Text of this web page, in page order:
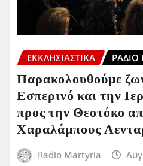
ΕΚΚΛΗΣΙΑΣΤΙΚΆ ΡΆΔΙΟ
Παρακολουθούμε
Εσπερινό και την
προς την Θεοτόκο
Χαραλάμπους
Radio Martyria